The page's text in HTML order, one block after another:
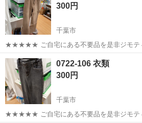
ち込めます！ ※詳細はこ...
300円
千葉市
★★★★★ ご自宅にある不要品を是非ジモティ
みしませんか？ 家電、趣味・スポーツ・レ
衣料服飾品、生活雑貨、家具、本、CD・
ち込めます！ ※詳細はこ...
千葉 千葉市 ジーンズ/デニム
0722-106 衣類
300円
千葉市
★★★★★ ご自宅にある不要品を是非ジモティ